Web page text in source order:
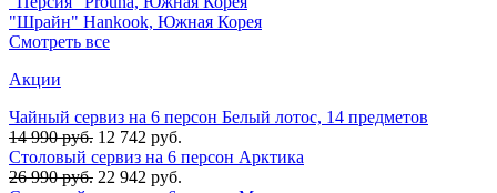
"Шрайн" Hankook, Южная Корея
Смотреть все
Акции
Чайный сервиз на 6 персон Белый лотос, 14 предметов
14 990 руб. 12 742 руб.
Столовый сервиз на 6 персон Арктика
26 990 руб. 22 942 руб.